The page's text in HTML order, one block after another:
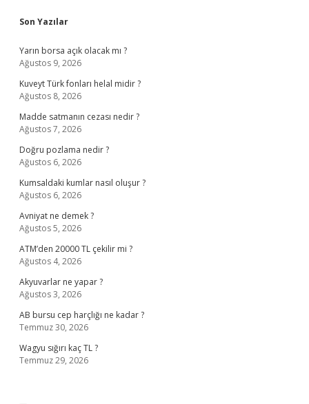
Sidebar
Son Yazılar
Yarın borsa açık olacak mı ?
Ağustos 9, 2026
Kuveyt Türk fonları helal midir ?
Ağustos 8, 2026
Madde satmanın cezası nedir ?
Ağustos 7, 2026
Doğru pozlama nedir ?
Ağustos 6, 2026
Kumsaldaki kumlar nasıl oluşur ?
Ağustos 6, 2026
Avniyat ne demek ?
Ağustos 5, 2026
ATM’den 20000 TL çekilir mi ?
Ağustos 4, 2026
Akyuvarlar ne yapar ?
Ağustos 3, 2026
AB bursu cep harçlığı ne kadar ?
Temmuz 30, 2026
Wagyu sığırı kaç TL ?
Temmuz 29, 2026